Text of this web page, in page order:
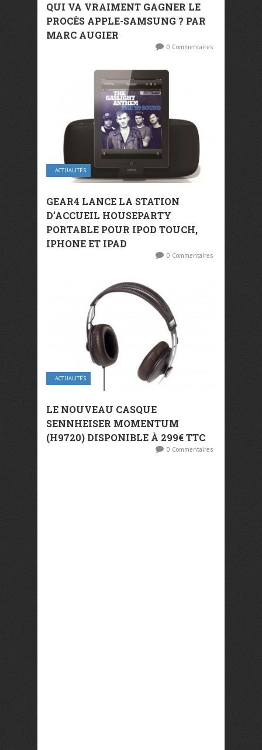
QUI VA VRAIMENT GAGNER LE
PROCÈS APPLE-SAMSUNG ? PAR
MARC AUGIER
0 Commentaires
ACTUALITÉS
GEAR4 LANCE LA STATION
D’ACCUEIL HOUSEPARTY
PORTABLE POUR IPOD TOUCH,
IPHONE ET IPAD
0 Commentaires
ACTUALITÉS
LE NOUVEAU CASQUE
SENNHEISER MOMENTUM
(H9720) DISPONIBLE À 299€ TTC
0 Commentaires